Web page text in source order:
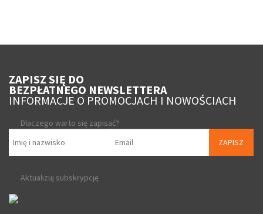
ZAPISZ SIĘ DO
BEZPŁATNEGO NEWSLETTERA
INFORMACJE O PROMOCJACH I NOWOŚCIACH
Dlaczego warto się zapisać?
ZAPISZ
Aktualizuj subskrypcję